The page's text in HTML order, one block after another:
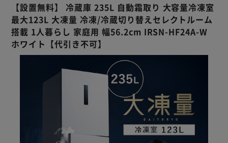
【設置無料】 冷蔵庫 235L 自動霜取り 大容量冷凍室
最大123L 大凍量 冷凍/冷蔵切り替えセレクトルーム
搭載 1人暮らし 家庭用 幅56.2cm IRSN-HF24A-W
ホワイト【代引き不可】